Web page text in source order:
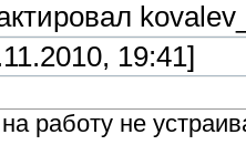
19:41]
работу не